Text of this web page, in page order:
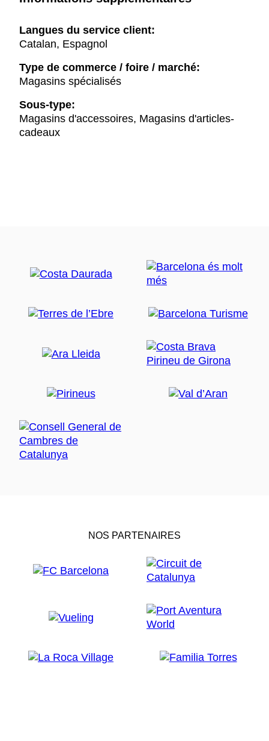
Langues du service client:
Catalan, Espagnol
Type de commerce / foire / marché:
Magasins spécialisés
Sous-type:
Magasins d'accessoires, Magasins d'articles-
cadeaux
NOS PARTENAIRES